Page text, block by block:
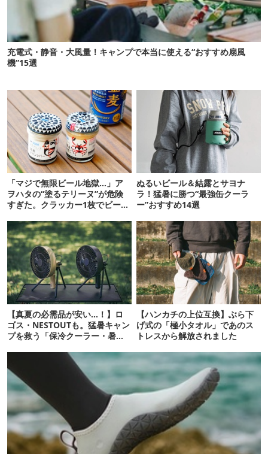
充電式・静音・大風量！キャンプで本当に使える“おすすめ扇風
機”15選
「マジで無限ビール地獄…」ア
ヲハタの“塗るテリーヌ”が危険
すぎた。クラッカー1枚でビール
ぬるいビール＆結露とサヨナ
ラ！猛暑に勝つ“最強缶クーラ
ー”おすすめ14選
【真夏の必需品が安い…！】ロ
ゴス・NESTOUTも。猛暑キャン
プを救う「保冷クーラー・暑さ
【ハンカチの上位互換】ぶら下
げ式の「極小タオル」であのス
トレスから解放されました